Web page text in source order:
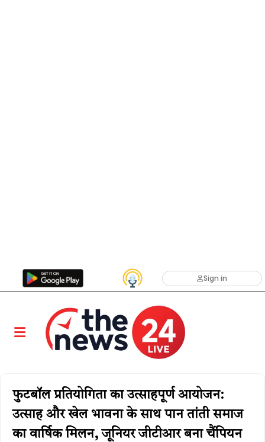
Sign in
फुटबॉल प्रतियोगिता का उत्साहपूर्ण आयोजन:
उत्साह और खेल भावना के साथ पान तांती समाज
का वार्षिक मिलन, जूनियर जीटीआर बना चैंपियन